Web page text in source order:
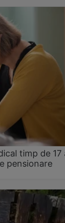
timp de 17
pensionare